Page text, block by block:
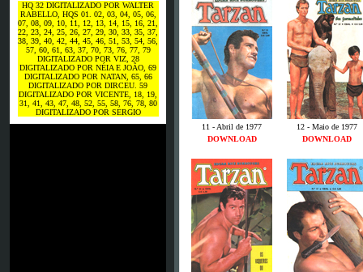
HQ 32 DIGITALIZADO POR WALTER
RABELLO, HQS 01. 02, 03, 04, 05, 06,
07, 08, 09, 10, 11, 12, 13, 14, 15, 16, 21,
22, 23, 24, 25, 26, 27, 29, 30, 33, 35, 37,
38, 39, 40, 42, 44, 45, 46, 51, 53, 54, 56,
57, 60, 61, 63, 37, 70, 73, 76, 77, 79
DIGITALIZADO POR VIZ, 28
DIGITALIZADO POR NÉIA E JOÃO, 69
DIGITALIZADO POR NATAN, 65, 66
DIGITALIZADO POR DIRCEU. 59
DIGITALIZADO POR VICENTE, 18, 19,
31, 41, 43, 47, 48, 52, 55, 58, 76, 78, 80
DIGITALIZADO POR SERGIO
11 - Abril de 1977
12 - Maio de 1977
DOWNLOAD
DOWNLOAD